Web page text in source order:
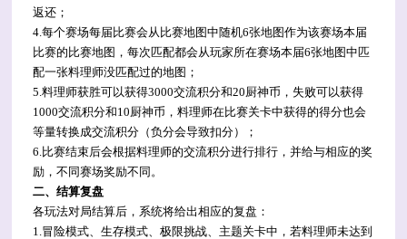
返还；
4.每个赛场每届比赛会从比赛地图中随机6张地图作为该赛场本届
比赛的比赛地图，每次匹配都会从玩家所在赛场本届6张地图中匹
配一张料理师没匹配过的地图；
5.料理师获胜可以获得3000交流积分和20厨神币，失败可以获得
1000交流积分和10厨神币，料理师在比赛关卡中获得的得分也会
等量转换成交流积分（负分会导致扣分）；
6.比赛结束后会根据料理师的交流积分进行排行，并给与相应的奖
励，不同赛场奖励不同。
二、结算复盘
各玩法对局结算后，系统将给出相应的复盘：
1.冒险模式、生存模式、极限挑战、主题关卡中，若料理师未达到